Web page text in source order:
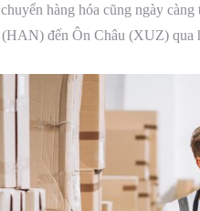
hàng hóa cũng ngày
đến Ôn Châu (XUZ) qua